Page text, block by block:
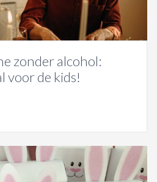
zonder alcohol:
voor de kids!